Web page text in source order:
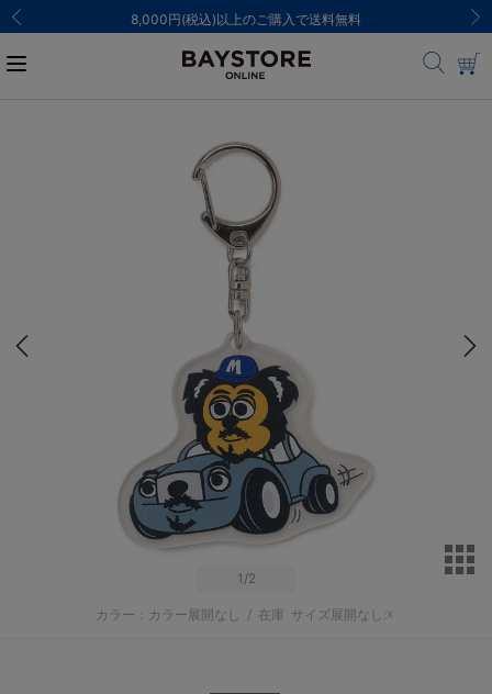
8,000円(税込)以上のご購入で送料無料
1 /2
カラー：カラー展開なし / 在庫 サイズ展開なし:☓